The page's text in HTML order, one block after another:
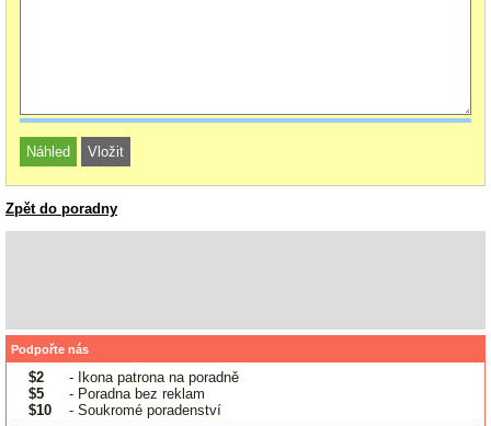
Zpět do poradny
Podpořte nás
$2
- Ikona patrona na poradně
$5
- Poradna bez reklam
$10
- Soukromé poradenství